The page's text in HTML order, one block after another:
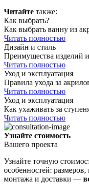
Читайте также:
Как выбрать?
Как выбрать ванну из
Читать полностью
Дизайн и стиль
Преимущества изделий
Читать полностью
Уход и эксплуатация
Правила ухода за
Читать полностью
Уход и эксплуатация
Как ухаживать за
Читать полностью
Узнайте стоимость
Вашего проекта
Узнайте точную
особенностей:
монтажа и доставки —